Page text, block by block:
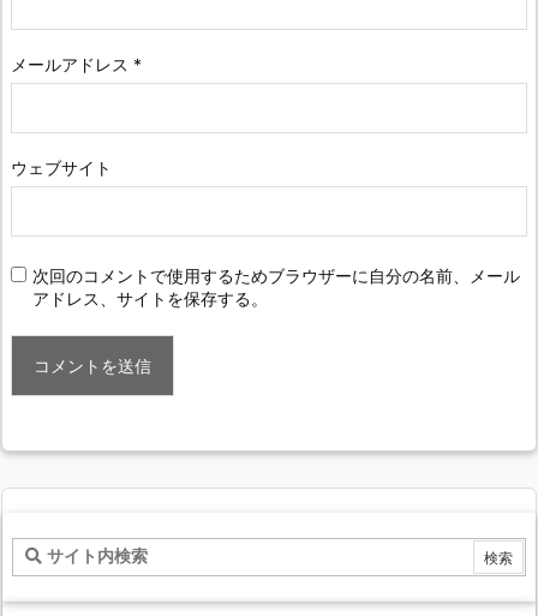
メールアドレス *
ウェブサイト
次回のコメントで使用するためブラウザーに自分の名前、メール
アドレス、サイトを保存する。